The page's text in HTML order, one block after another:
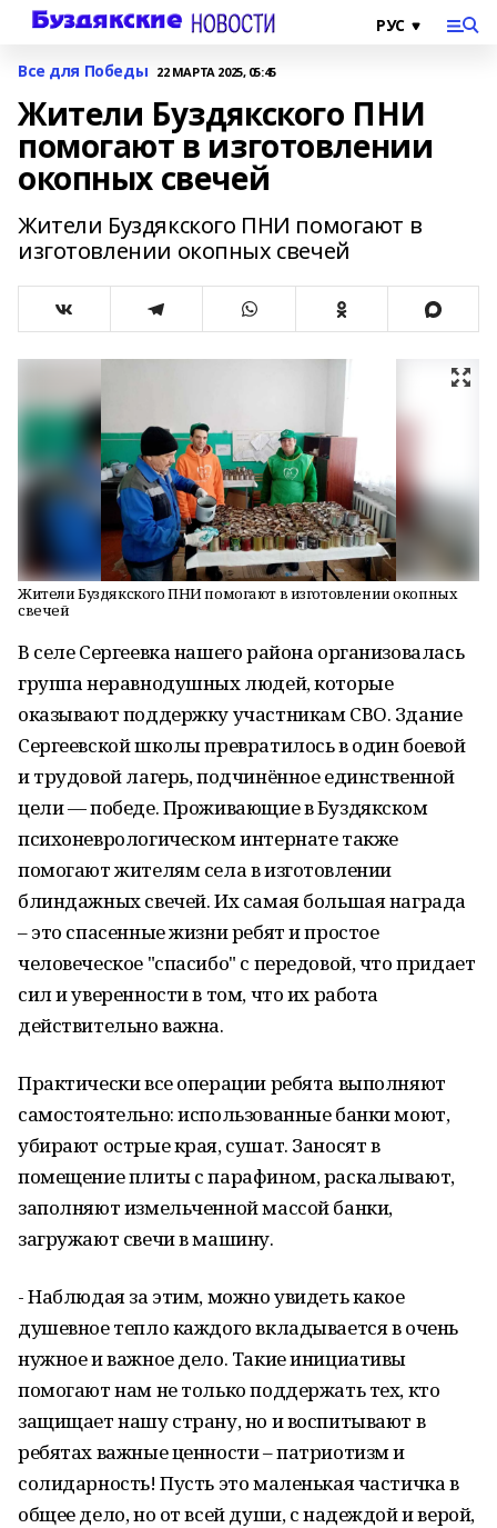
Все для Победы 22 МАРТА 2025, 05:45
Жители Буздякского ПНИ
помогают в изготовлении
окопных свечей
Жители Буздякского ПНИ помогают в
изготовлении окопных свечей
Жители Буздякского ПНИ помогают в изготовлении окопных
свечей
В селе Сергеевка нашего района организовалась
группа неравнодушных людей, которые
оказывают поддержку участникам СВО. Здание
Сергеевской школы превратилось в один боевой
и трудовой лагерь, подчинённое единственной
цели — победе. Проживающие в Буздякском
психоневрологическом интернате также
помогают жителям села в изготовлении
блиндажных свечей. Их самая большая награда
– это спасенные жизни ребят и простое
человеческое "спасибо" с передовой, что придает
сил и уверенности в том, что их работа
действительно важна.
Практически все операции ребята выполняют
самостоятельно: использованные банки моют,
убирают острые края, сушат. Заносят в
помещение плиты с парафином, раскалывают,
заполняют измельченной массой банки,
загружают свечи в машину.
- Наблюдая за этим, можно увидеть какое
душевное тепло каждого вкладывается в очень
нужное и важное дело. Такие инициативы
помогают нам не только поддержать тех, кто
защищает нашу страну, но и воспитывают в
ребятах важные ценности – патриотизм и
солидарность! Пусть это маленькая частичка в
общее дело, но от всей души, с надеждой и верой,